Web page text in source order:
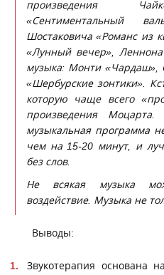
произведения
«Сентиментальный
Шостаковича «Романс из
«Лунный вечер»,
музыка: Монти «Чардаш»,
«Шербурские зонтики».
которую чаще всего
произведения
музыкальная программа
чем на 15-20 минут, и
без слов.
Не всякая музыка
воздействие. Музыка не
Выводы:
Звукотерапия основана